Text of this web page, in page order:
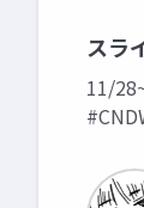
スラ
11/